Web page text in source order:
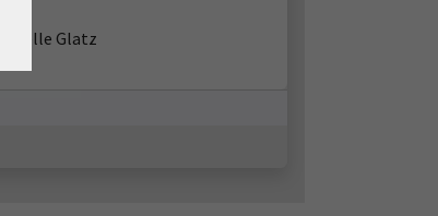
Isabelle Glatz